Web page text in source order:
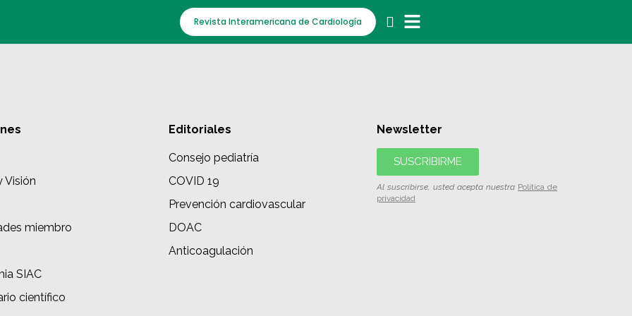
Revista Interamericana de Cardiología
Visión
miembro
SIAC
científico
Editoriales
Consejo pediatría
COVID 19
Prevención cardiovascular
DOAC
Anticoagulación
Newsletter
SUSCRIBIRME
Al suscribirse, usted acepta nuestra Política de
privacidad